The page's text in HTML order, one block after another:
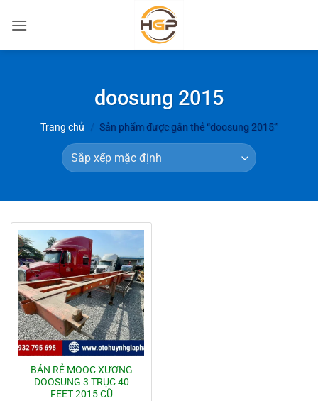
qua
doosung 2015
Trang chủ / Sản phẩm được gắn thẻ “doosung 2015”
BÁN RẺ MOOC XƯƠNG
DOOSUNG 3 TRỤC 40
FEET 2015 CŨ